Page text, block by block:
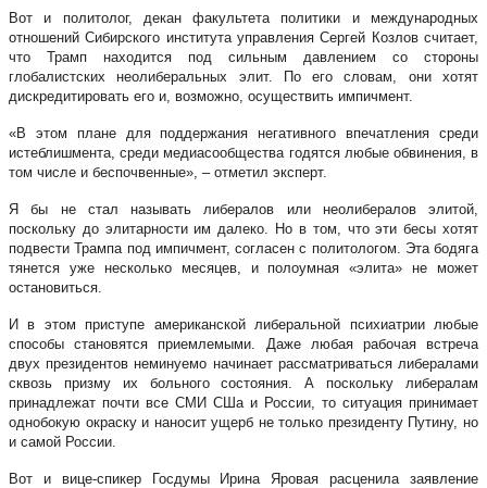
Вот и политолог, декан факультета политики и международных
отношений Сибирского института управления Сергей Козлов считает,
что Трамп находится под сильным давлением со стороны
глобалистских неолиберальных элит. По его словам, они хотят
дискредитировать его и, возможно, осуществить импичмент.
«В этом плане для поддержания негативного впечатления среди
истеблишмента, среди медиасообщества годятся любые обвинения, в
том числе и беспочвенные», – отметил эксперт.
Я бы не стал называть либералов или неолибералов элитой,
поскольку до элитарности им далеко. Но в том, что эти бесы хотят
подвести Трампа под импичмент, согласен с политологом. Эта бодяга
тянется уже несколько месяцев, и полоумная «элита» не может
остановиться.
И в этом приступе американской либеральной психиатрии любые
способы становятся приемлемыми. Даже любая рабочая встреча
двух президентов неминуемо начинает рассматриваться либералами
сквозь призму их больного состояния. А поскольку либералам
принадлежат почти все СМИ СШа и России, то ситуация принимает
однобокую окраску и наносит ущерб не только президенту Путину, но
и самой России.
Вот и вице-спикер Госдумы Ирина Яровая расценила заявление